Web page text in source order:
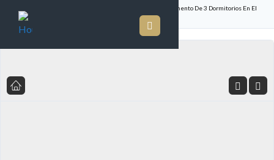
Encantador Apartamento De 3 Dormitorios En El
Prestigioso Barrio De Punta Paitilla.